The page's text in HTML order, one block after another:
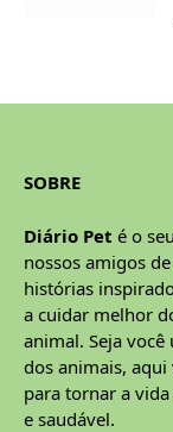
SOBRE
Diário Pet é o
nossos amigos
histórias
a cuidar melhor
animal. Seja
dos animais,
para tornar a
e saudável.